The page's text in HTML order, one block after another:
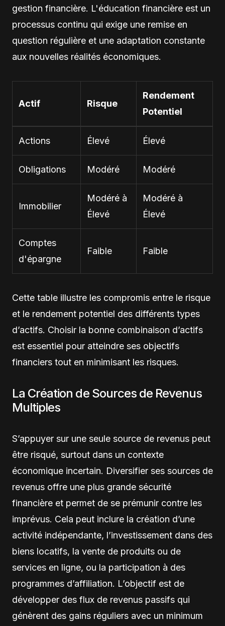
gestion financière. L'éducation financière est un
processus continu qui exige une remise en
question régulière et une adaptation constante
aux nouvelles réalités économiques.
Actif Risque
Rendement
Potentiel
Actions Élevé Élevé
Obligations Modéré Modéré
Immobilier
Modéré à
Élevé
Modéré à
Élevé
Comptes
d'épargne
Faible Faible
Cette table illustre les compromis entre le risque
et le rendement potentiel des différents types
d’actifs. Choisir la bonne combinaison d’actifs
est essentiel pour atteindre ses objectifs
financiers tout en minimisant les risques.
La Création de Sources de Revenus
Multiples
S’appuyer sur une seule source de revenus peut
être risqué, surtout dans un contexte
économique incertain. Diversifier ses sources de
revenus offre une plus grande sécurité
financière et permet de se prémunir contre les
imprévus. Cela peut inclure la création d’une
activité indépendante, l’investissement dans des
biens locatifs, la vente de produits ou de
services en ligne, ou la participation à des
programmes d’affiliation. L’objectif est de
développer des flux de revenus passifs qui
génèrent des gains réguliers avec un minimum